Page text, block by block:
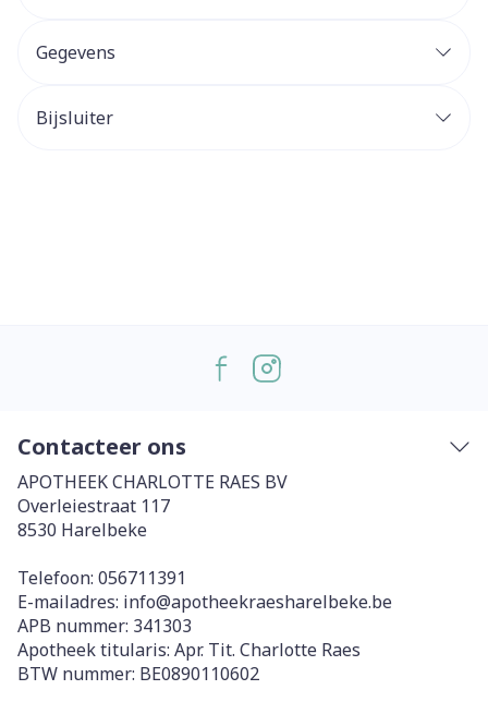
Gegevens
Bijsluiter
Contacteer ons
APOTHEEK CHARLOTTE RAES BV
Overleiestraat 117
8530 Harelbeke
Telefoon: 056711391
E-mailadres: info@apotheekraesharelbeke.be
APB nummer: 341303
Apotheek titularis: Apr. Tit. Charlotte Raes
BTW nummer: BE0890110602